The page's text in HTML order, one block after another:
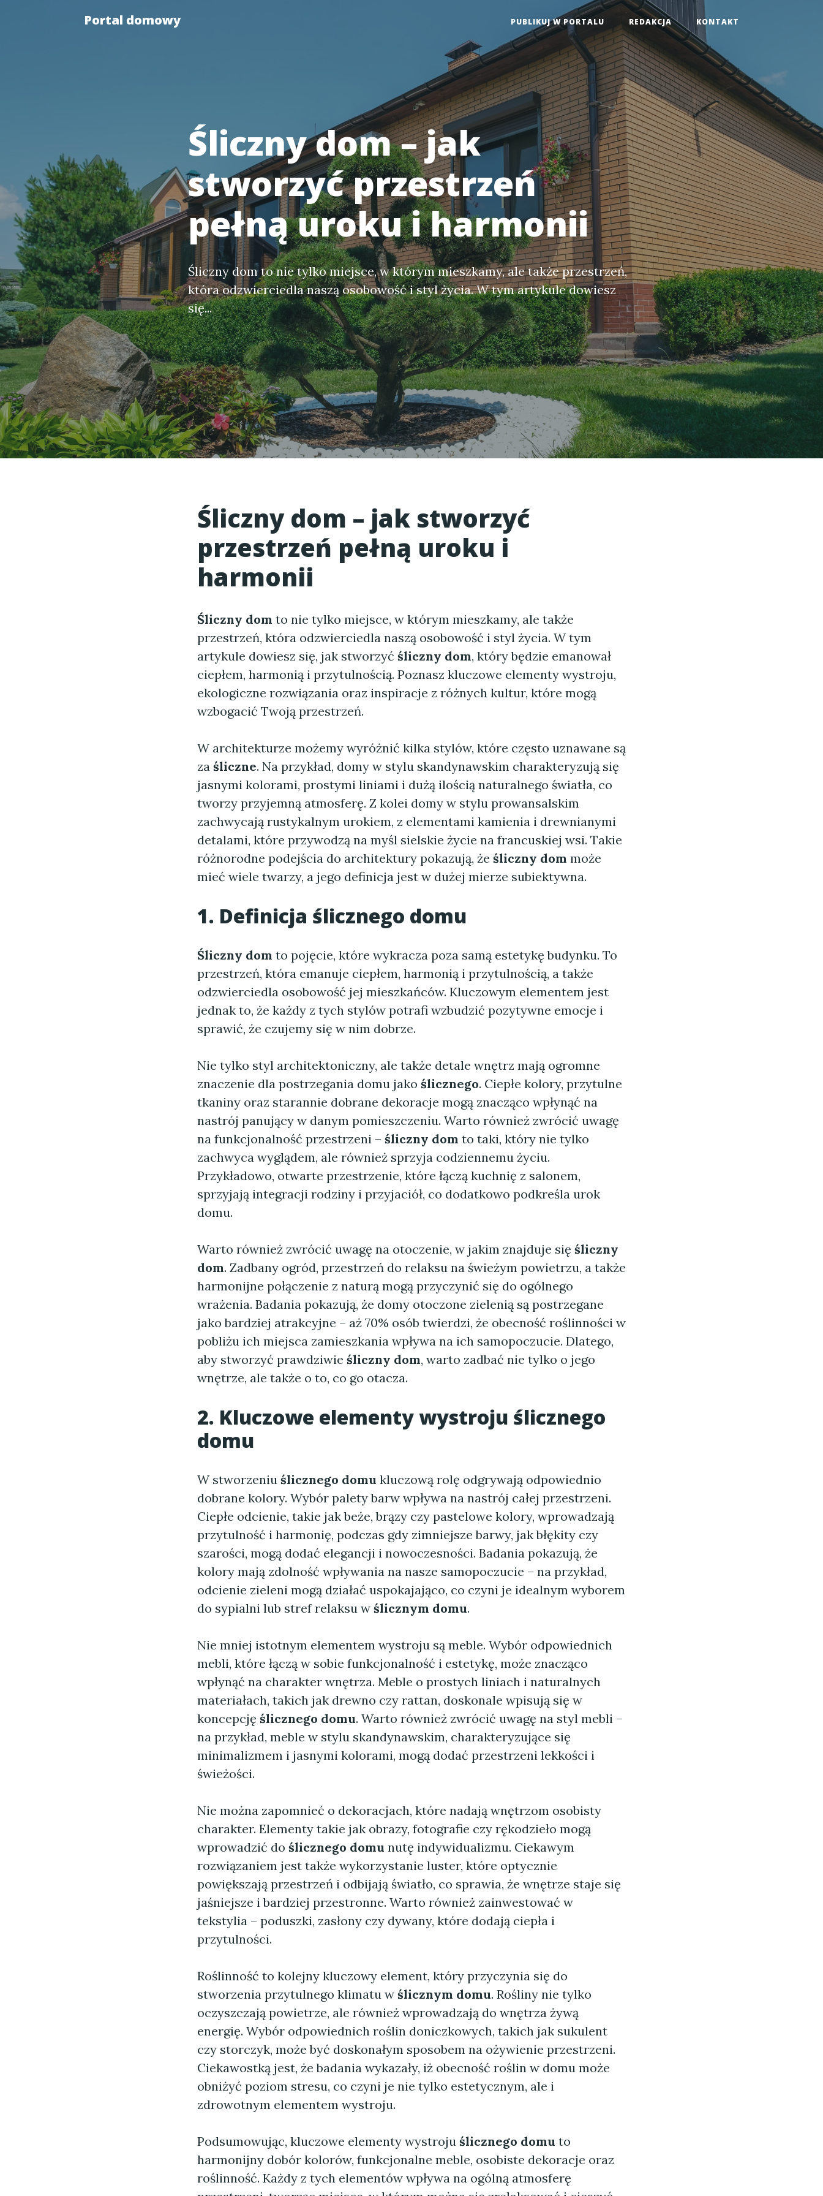
Portal domowy PUBLIKUJ W PORTALU REDAKCJA KONTAKT
Śliczny dom – jak
stworzyć przestrzeń
pełną uroku i harmonii
Śliczny dom to nie tylko miejsce, w którym mieszkamy, ale także przestrzeń,
która odzwierciedla naszą osobowość i styl życia. W tym artykule dowiesz
się...
Śliczny dom – jak stworzyć
przestrzeń pełną uroku i
harmonii
Śliczny dom to nie tylko miejsce, w którym mieszkamy, ale także
przestrzeń, która odzwierciedla naszą osobowość i styl życia. W tym
artykule dowiesz się, jak stworzyć śliczny dom, który będzie emanował
ciepłem, harmonią i przytulnością. Poznasz kluczowe elementy wystroju,
ekologiczne rozwiązania oraz inspiracje z różnych kultur, które mogą
wzbogacić Twoją przestrzeń.
W architekturze możemy wyróżnić kilka stylów, które często uznawane są
za śliczne. Na przykład, domy w stylu skandynawskim charakteryzują się
jasnymi kolorami, prostymi liniami i dużą ilością naturalnego światła, co
tworzy przyjemną atmosferę. Z kolei domy w stylu prowansalskim
zachwycają rustykalnym urokiem, z elementami kamienia i drewnianymi
detalami, które przywodzą na myśl sielskie życie na francuskiej wsi. Takie
różnorodne podejścia do architektury pokazują, że śliczny dom może
mieć wiele twarzy, a jego definicja jest w dużej mierze subiektywna.
1. Definicja ślicznego domu
Śliczny dom to pojęcie, które wykracza poza samą estetykę budynku. To
przestrzeń, która emanuje ciepłem, harmonią i przytulnością, a także
odzwierciedla osobowość jej mieszkańców. Kluczowym elementem jest
jednak to, że każdy z tych stylów potrafi wzbudzić pozytywne emocje i
sprawić, że czujemy się w nim dobrze.
Nie tylko styl architektoniczny, ale także detale wnętrz mają ogromne
znaczenie dla postrzegania domu jako ślicznego. Ciepłe kolory, przytulne
tkaniny oraz starannie dobrane dekoracje mogą znacząco wpłynąć na
nastrój panujący w danym pomieszczeniu. Warto również zwrócić uwagę
na funkcjonalność przestrzeni – śliczny dom to taki, który nie tylko
zachwyca wyglądem, ale również sprzyja codziennemu życiu.
Przykładowo, otwarte przestrzenie, które łączą kuchnię z salonem,
sprzyjają integracji rodziny i przyjaciół, co dodatkowo podkreśla urok
domu.
Warto również zwrócić uwagę na otoczenie, w jakim znajduje się śliczny
dom. Zadbany ogród, przestrzeń do relaksu na świeżym powietrzu, a także
harmonijne połączenie z naturą mogą przyczynić się do ogólnego
wrażenia. Badania pokazują, że domy otoczone zielenią są postrzegane
jako bardziej atrakcyjne – aż 70% osób twierdzi, że obecność roślinności w
pobliżu ich miejsca zamieszkania wpływa na ich samopoczucie. Dlatego,
aby stworzyć prawdziwie śliczny dom, warto zadbać nie tylko o jego
wnętrze, ale także o to, co go otacza.
2. Kluczowe elementy wystroju ślicznego
domu
W stworzeniu ślicznego domu kluczową rolę odgrywają odpowiednio
dobrane kolory. Wybór palety barw wpływa na nastrój całej przestrzeni.
Ciepłe odcienie, takie jak beże, brązy czy pastelowe kolory, wprowadzają
przytulność i harmonię, podczas gdy zimniejsze barwy, jak błękity czy
szarości, mogą dodać elegancji i nowoczesności. Badania pokazują, że
kolory mają zdolność wpływania na nasze samopoczucie – na przykład,
odcienie zieleni mogą działać uspokajająco, co czyni je idealnym wyborem
do sypialni lub stref relaksu w ślicznym domu.
Nie mniej istotnym elementem wystroju są meble. Wybór odpowiednich
mebli, które łączą w sobie funkcjonalność i estetykę, może znacząco
wpłynąć na charakter wnętrza. Meble o prostych liniach i naturalnych
materiałach, takich jak drewno czy rattan, doskonale wpisują się w
koncepcję ślicznego domu. Warto również zwrócić uwagę na styl mebli –
na przykład, meble w stylu skandynawskim, charakteryzujące się
minimalizmem i jasnymi kolorami, mogą dodać przestrzeni lekkości i
świeżości.
Nie można zapomnieć o dekoracjach, które nadają wnętrzom osobisty
charakter. Elementy takie jak obrazy, fotografie czy rękodzieło mogą
wprowadzić do ślicznego domu nutę indywidualizmu. Ciekawym
rozwiązaniem jest także wykorzystanie luster, które optycznie
powiększają przestrzeń i odbijają światło, co sprawia, że wnętrze staje się
jaśniejsze i bardziej przestronne. Warto również zainwestować w
tekstylia – poduszki, zasłony czy dywany, które dodają ciepła i
przytulności.
Roślinność to kolejny kluczowy element, który przyczynia się do
stworzenia przytulnego klimatu w ślicznym domu. Rośliny nie tylko
oczyszczają powietrze, ale również wprowadzają do wnętrza żywą
energię. Wybór odpowiednich roślin doniczkowych, takich jak sukulent
czy storczyk, może być doskonałym sposobem na ożywienie przestrzeni.
Ciekawostką jest, że badania wykazały, iż obecność roślin w domu może
obniżyć poziom stresu, co czyni je nie tylko estetycznym, ale i
zdrowotnym elementem wystroju.
Podsumowując, kluczowe elementy wystroju ślicznego domu to
harmonijny dobór kolorów, funkcjonalne meble, osobiste dekoracje oraz
roślinność. Każdy z tych elementów wpływa na ogólną atmosferę